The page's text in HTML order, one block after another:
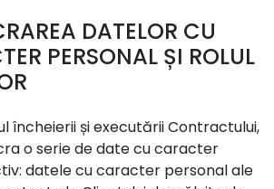
DATELOR CU
PERSONAL ȘI ROLUL
încheierii și executării Contractului,
o serie de date cu caracter
datele cu caracter personal ale